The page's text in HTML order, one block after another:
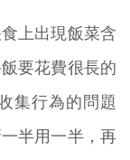
上出現飯菜含
要花費很長的
集行為的問題
半用一半，再